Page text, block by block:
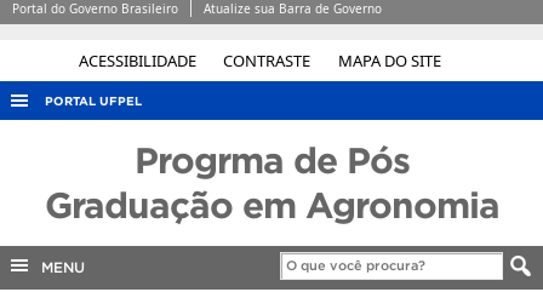
ACESSIBILIDADE CONTRASTE MAPA DO SITE
Portal do Governo Brasileiro Atualize sua Barra de Governo
PORTAL UFPEL
CONCURSOS
Progrma de Pós
Graduação em Agronomia
MENU